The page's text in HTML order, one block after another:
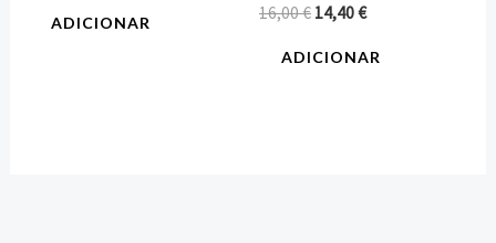
ADICIONAR
16,00€ 14,40€
ADICIONAR